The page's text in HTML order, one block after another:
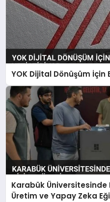
YOK Dijital Dönüşüm İçin
Karabük
Üretim ve Yapay Zeka